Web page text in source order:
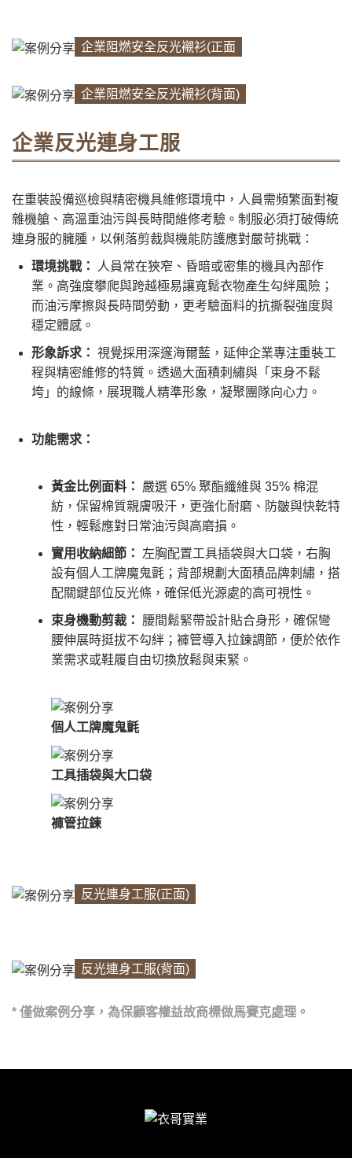
企業阻燃安全反光襯衫(正面
企業阻燃安全反光襯衫(背面)
企業反光連身工服
在重裝設備巡檢與精密機具維修環境中，人員需頻繁面對複
雜機艙、高溫重油污與長時間維修考驗。制服必須打破傳統
連身服的臃腫，以俐落剪裁與機能防護應對嚴苛挑戰：
環境挑戰：
人員常在狹窄、昏暗或密集的機具內部作
業。高強度攀爬與跨越極易讓寬鬆衣物產生勾絆風險；
而油污摩擦與長時間勞動，更考驗面料的抗撕裂強度與
穩定體感。
形象訴求： 視覺採用深邃海爾藍，延伸企業專注重裝工
程與精密維修的特質。透過大面積刺繡與「束身不鬆
垮」的線條，展現職人精準形象，凝聚團隊向心力。
功能需求：
黃金比例面料：
嚴選 65% 聚酯纖維與 35% 棉混
紡，保留棉質親膚吸汗，更強化耐磨、防皺與快乾特
性，輕鬆應對日常油污與高磨損。
實用收納細節：
左胸配置工具插袋與大口袋，右胸
設有個人工牌魔鬼氈；背部規劃大面積品牌刺繡，搭
配關鍵部位反光條，確保低光源處的高可視性。
束身機動剪裁：
腰間鬆緊帶設計貼合身形，確保彎
腰伸展時挺拔不勾絆；褲管導入拉鍊調節，便於依作
業需求或鞋履自由切換放鬆與束緊。
個人工牌魔鬼氈
工具插袋與大口袋
褲管拉鍊
反光連身工服(正面)
反光連身工服(背面)
* 僅做案例分享，為保顧客權益故商標做馬賽克處理。